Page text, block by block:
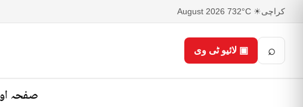
کراچی☀ 32°C
7 August 2026
⌕ ▣ لائیو ٹی وی
صفحہ